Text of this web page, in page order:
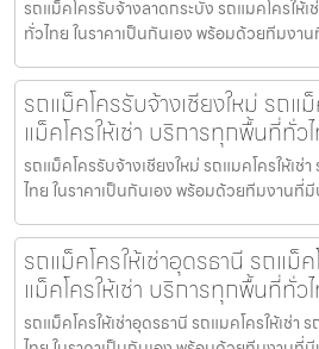
รถแม็คโครรับจ้างลาดกระบัง รถแมคโครให้
ทั่วไทย ในราคาเป็นกันเอง พร้อมด้วยทีมงา
รถแม็คโครรับจ้างเชียงใหม่ รถแ
แม็คโครให้เช่า บริการทุกพื้นที่ทั่ว
รถแม็คโครรับจ้างเชียงใหม่ รถแมคโครให้เช่
ไทย ในราคาเป็นกันเอง พร้อมด้วยทีมงานที่
รถแม็คโครให้เช่าอุดรธานี รถแม็
แม็คโครให้เช่า บริการทุกพื้นที่ทั่ว
รถแม็คโครให้เช่าอุดรธานี รถแมคโครให้เช่า